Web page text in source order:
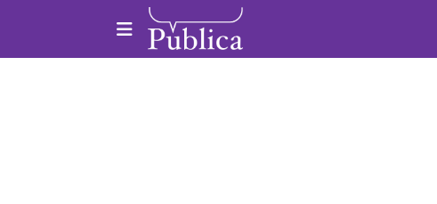
Pular para o conteúdo
Navegação principal